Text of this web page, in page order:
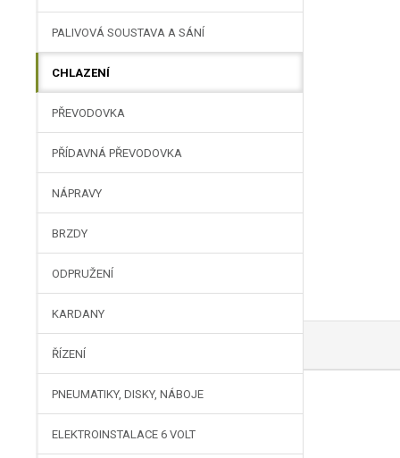
PALIVOVÁ SOUSTAVA A SÁNÍ
CHLAZENÍ
PŘEVODOVKA
PŘÍDAVNÁ PŘEVODOVKA
NÁPRAVY
BRZDY
ODPRUŽENÍ
KARDANY
ŘÍZENÍ
PNEUMATIKY, DISKY, NÁBOJE
ELEKTROINSTALACE 6 VOLT